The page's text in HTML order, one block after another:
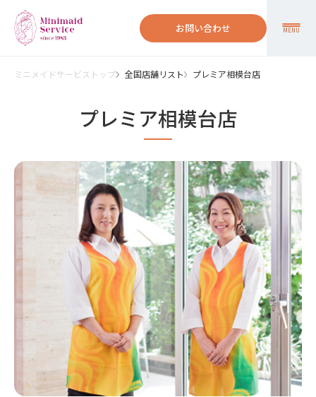
お問い合わせ MENU
ミニメイドサービストップ 全国店舗リスト プレミア相模台店
プレミア相模台店